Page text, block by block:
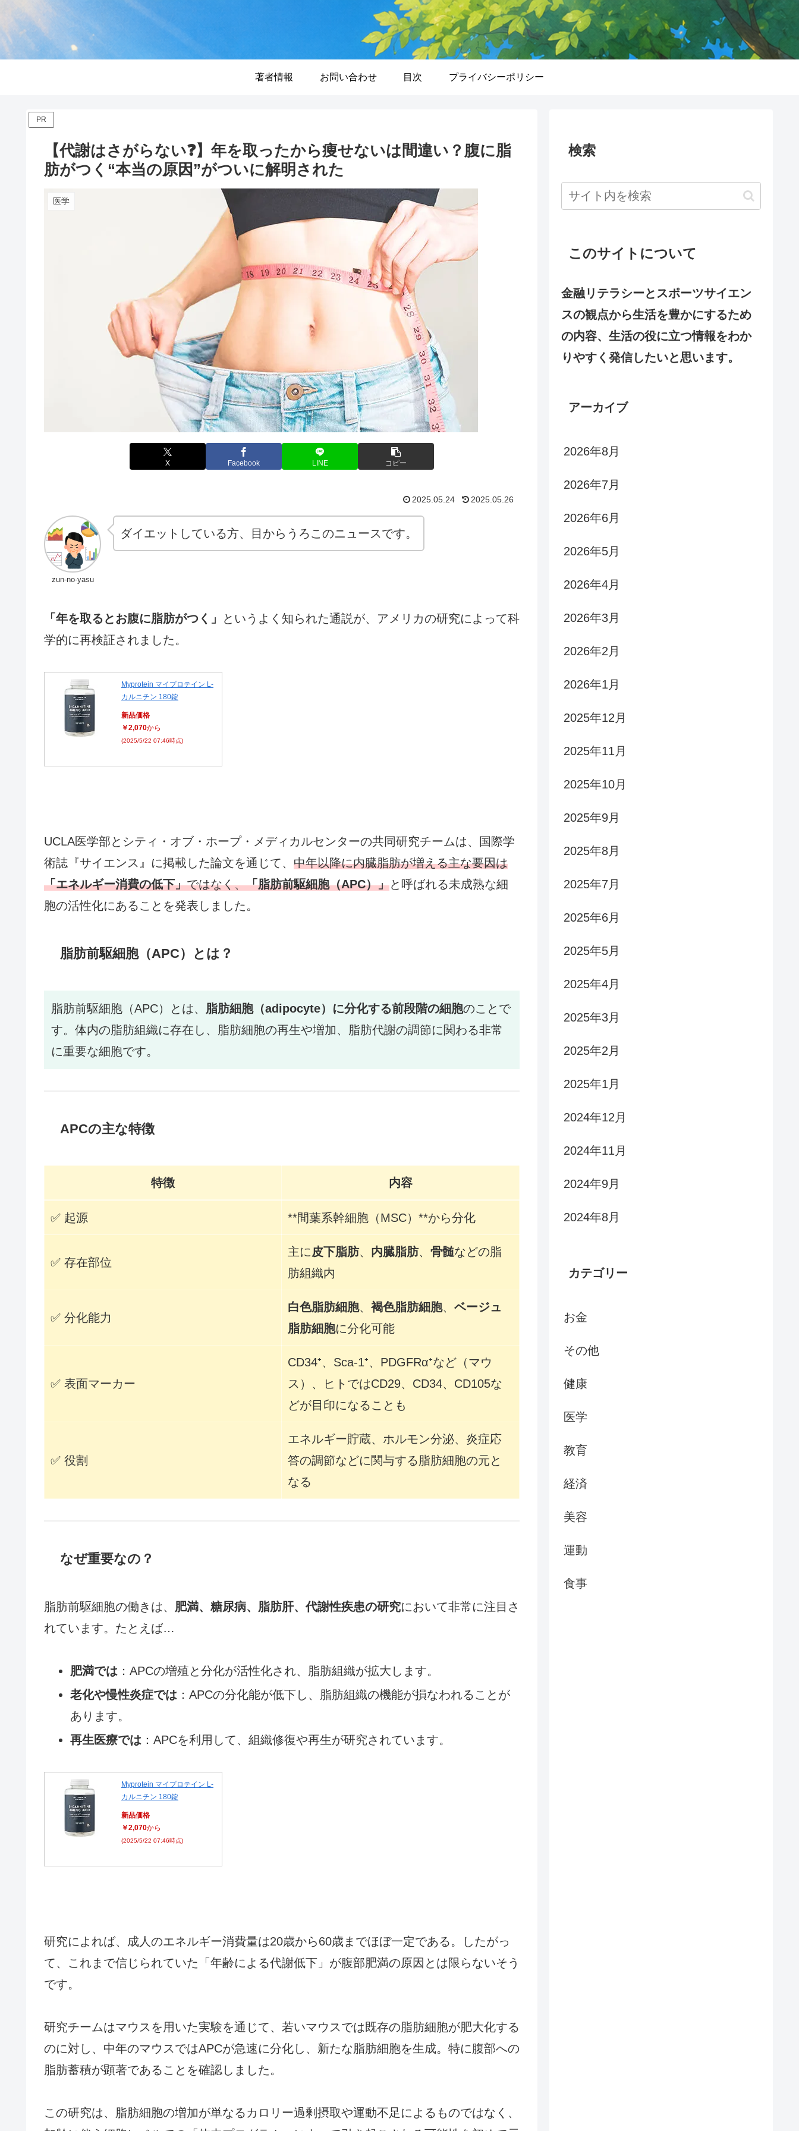
著者情報 お問い合わせ 目次 プライバシーポリシー
PR
【代謝はさがらない❓】年を取ったから痩せないは間違い？腹に脂
肪がつく“本当の原因”がついに解明された
医学
X Facebook LINE コピー
2025.05.24 2025.05.26
zun-no-yasu
ダイエットしている方、目からうろこのニュースです。
「年を取るとお腹に脂肪がつく」
というよく知られた通説が、アメリカの研究によって科
学的に再検証されました。
Myprotein マイプロテイン L-
カルニチン 180錠
新品価格
￥2,070から
(2025/5/22 07:46時点)
UCLA医学部とシティ・オブ・ホープ・メディカルセンターの共同研究チームは、国際学
術誌『サイエンス』に掲載した論文を通じて、 中年以降に内臓脂肪が増える主な要因は
「エネルギー消費の低下」ではなく、「脂肪前駆細胞（APC）」と呼ばれる未成熟な細
胞の活性化にあることを発表しました。
脂肪前駆細胞（APC）とは？
脂肪前駆細胞（APC）とは、 脂肪細胞（adipocyte）に分化する前段階の細胞のことで
す。体内の脂肪組織に存在し、脂肪細胞の再生や増加、脂肪代謝の調節に関わる非常
に重要な細胞です。
APCの主な特徴
特徴 内容
✅ 起源 **間葉系幹細胞（MSC）**から分化
✅ 存在部位
主に皮下脂肪、 内臓脂肪、 骨髄などの脂
肪組織内
✅ 分化能力
白色脂肪細胞、褐色脂肪細胞、 ベージュ
脂肪細胞に分化可能
✅ 表面マーカー
CD34⁺、Sca-1⁺、PDGFRα⁺など（マウ
ス）、ヒトではCD29、CD34、CD105な
どが目印になることも
✅ 役割
エネルギー貯蔵、ホルモン分泌、炎症応
答の調節などに関与する脂肪細胞の元と
なる
なぜ重要なの？
脂肪前駆細胞の働きは、 肥満、糖尿病、脂肪肝、代謝性疾患の研究において非常に注目さ
れています。たとえば…
肥満では ：APCの増殖と分化が活性化され、脂肪組織が拡大します。
老化や慢性炎症では ：APCの分化能が低下し、脂肪組織の機能が損なわれることが
あります。
再生医療では ：APCを利用して、組織修復や再生が研究されています。
Myprotein マイプロテイン L-
カルニチン 180錠
新品価格
￥2,070から
(2025/5/22 07:46時点)
研究によれば、成人のエネルギー消費量は20歳から60歳までほぼ一定である。したがっ
て、これまで信じられていた「年齢による代謝低下」が腹部肥満の原因とは限らないそう
です。
研究チームはマウスを用いた実験を通じて、若いマウスでは既存の脂肪細胞が肥大化する
のに対し、中年のマウスではAPCが急速に分化し、新たな脂肪細胞を生成。特に腹部への
脂肪蓄積が顕著であることを確認しました。
この研究は、脂肪細胞の増加が単なるカロリー過剰摂取や運動不足によるものではなく、
検索
このサイトについて
金融リテラシーとスポーツサイエン
スの観点から生活を豊かにするため
の内容、生活の役に立つ情報をわか
りやすく発信したいと思います。
アーカイブ
2026年8月
2026年7月
2026年6月
2026年5月
2026年4月
2026年3月
2026年2月
2026年1月
2025年12月
2025年11月
2025年10月
2025年9月
2025年8月
2025年7月
2025年6月
2025年5月
2025年4月
2025年3月
2025年2月
2025年1月
2024年12月
2024年11月
2024年9月
2024年8月
カテゴリー
お金
その他
健康
医学
教育
経済
美容
運動
食事